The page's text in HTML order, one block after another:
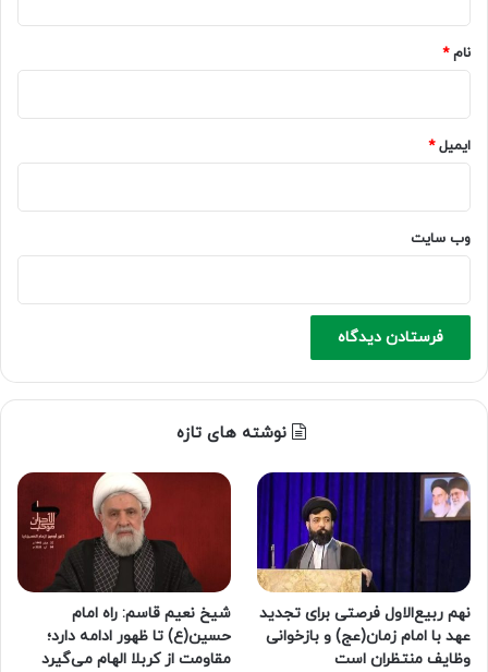
نام*
ایمیل*
وب‌ سایت
نوشته های تازه
نهم ربیع‌الاول فرصتی برای تجدید
عهد با امام زمان(عج) و بازخوانی
وظایف منتظران است
شیخ نعیم قاسم: راه امام
حسین(ع) تا ظهور ادامه دارد؛
مقاومت از کربلا الهام می‌گیرد